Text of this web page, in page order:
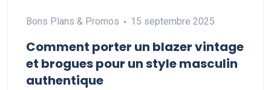
Bons Plans & Promos 15 septembre 2025
Comment porter un blazer vintage
et brogues pour un style masculin
authentique